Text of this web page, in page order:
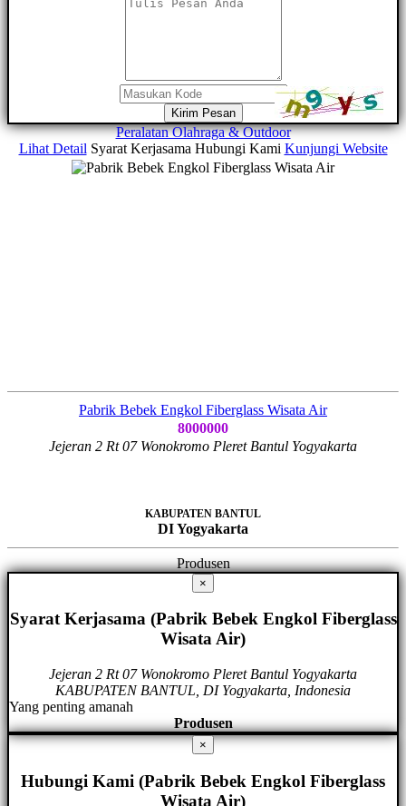
Kirim Pesan
Peralatan Olahraga & Outdoor
Lihat Detail Syarat Kerjasama Hubungi Kami Kunjungi Website
Pabrik Bebek Engkol Fiberglass Wisata Air
8000000
Jejeran 2 Rt 07 Wonokromo Pleret Bantul Yogyakarta
KABUPATEN BANTUL
DI Yogyakarta
Produsen
×
Syarat Kerjasama (Pabrik Bebek Engkol Fiberglass
Wisata Air)
Jejeran 2 Rt 07 Wonokromo Pleret Bantul Yogyakarta
KABUPATEN BANTUL, DI Yogyakarta, Indonesia
Yang penting amanah
Produsen
×
Hubungi Kami (Pabrik Bebek Engkol Fiberglass
Wisata Air)